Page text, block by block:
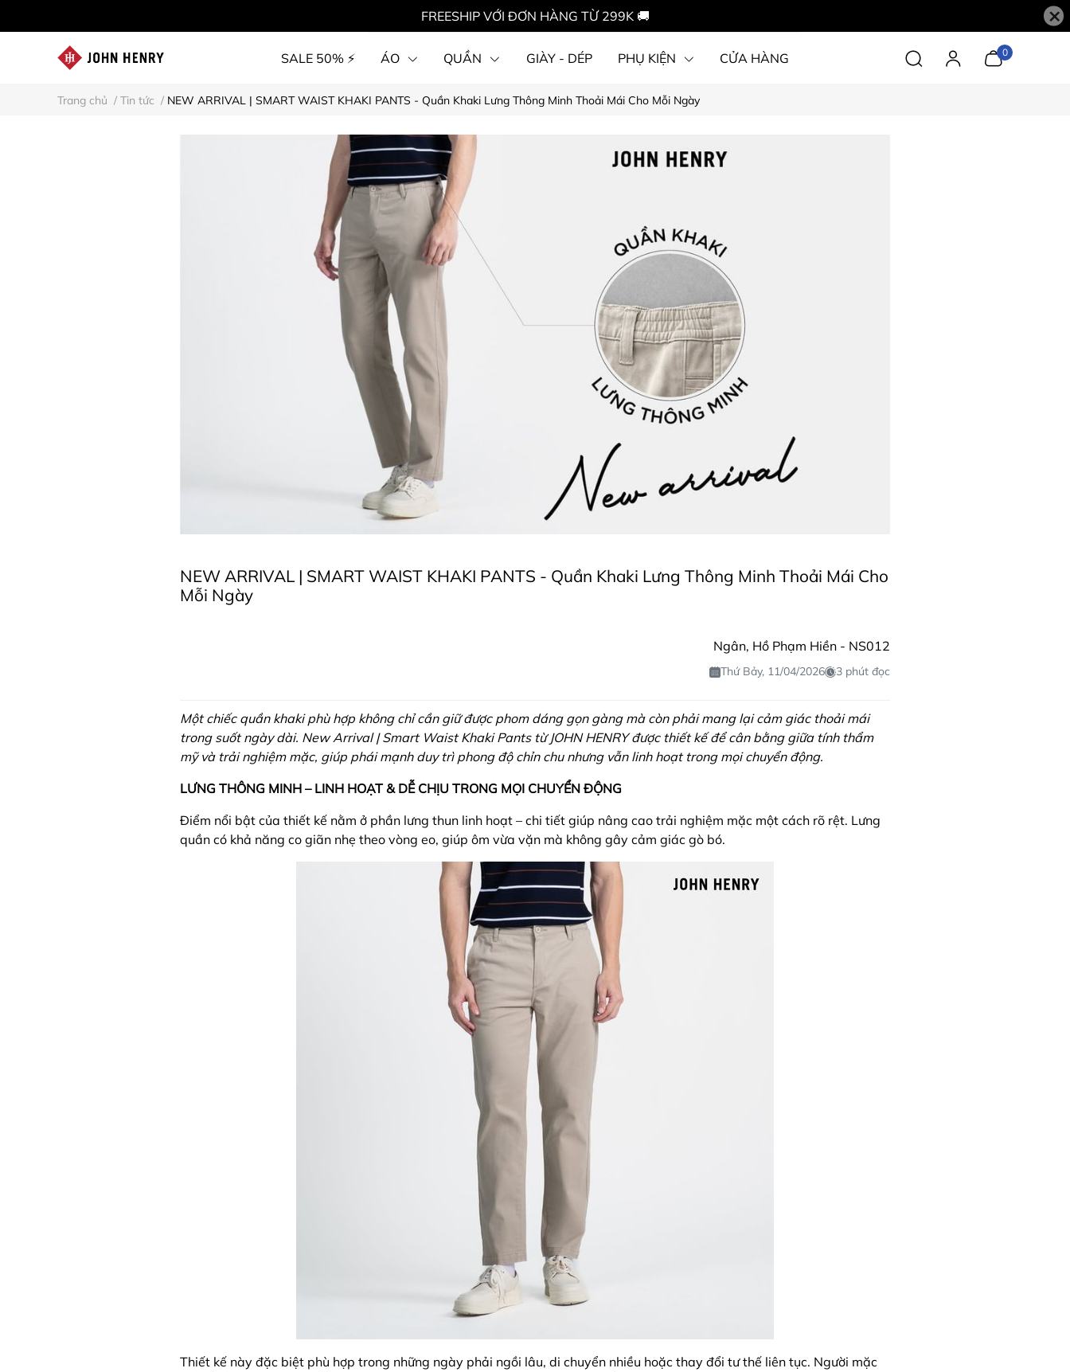
FREESHIP VỚI ĐƠN HÀNG TỪ 299K 🚚 ×
SALE 50% ⚡ ÁO QUẦN GIÀY - DÉP PHỤ KIỆN CỬA HÀNG 0
Trang chủ / Tin tức / NEW ARRIVAL | SMART WAIST KHAKI PANTS - Quần Khaki Lưng Thông Minh Thoải Mái Cho Mỗi Ngày
NEW ARRIVAL | SMART WAIST KHAKI PANTS - Quần Khaki Lưng Thông Minh Thoải Mái Cho
Mỗi Ngày
Ngân, Hồ Phạm Hiền - NS012
Thứ Bảy, 11/04/2026 3 phút đọc
Một chiếc quần khaki phù hợp không chỉ cần giữ được phom dáng gọn gàng mà còn phải mang lại cảm giác thoải mái
trong suốt ngày dài. New Arrival | Smart Waist Khaki Pants từ JOHN HENRY được thiết kế để cân bằng giữa tính thẩm
mỹ và trải nghiệm mặc, giúp phái mạnh duy trì phong độ chỉn chu nhưng vẫn linh hoạt trong mọi chuyển động.
LƯNG THÔNG MINH – LINH HOẠT & DỄ CHỊU TRONG MỌI CHUYỂN ĐỘNG
Điểm nổi bật của thiết kế nằm ở phần lưng thun linh hoạt – chi tiết giúp nâng cao trải nghiệm mặc một cách rõ rệt. Lưng
quần có khả năng co giãn nhẹ theo vòng eo, giúp ôm vừa vặn mà không gây cảm giác gò bó.
Thiết kế này đặc biệt phù hợp trong những ngày phải ngồi lâu, di chuyển nhiều hoặc thay đổi tư thế liên tục. Người mặc